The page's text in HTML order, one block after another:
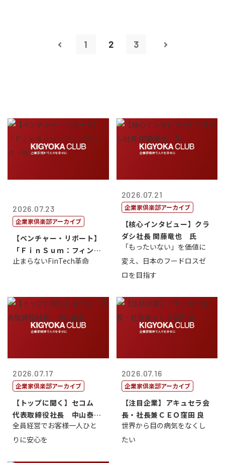
1 2 3
2026.07.23
企業家倶楽部アーカイブ
【ベンチャー・リポート】
「ＦｉｎＳｕｍ：フィンテ
ック・サミッ...
止まらないFinTech革命
2026.07.21
企業家倶楽部アーカイブ
【核心インタビュー】クラ
ダシ社長 関藤竜也 氏
「もったいない」を価値に
変え、日本のフードロスゼ
ロを目指す
2026.07.17
企業家倶楽部アーカイブ
【トップに聞く】セコム
代表取締役社長 中山泰
男
全員経営でお客様一人ひと
りに安心を
2026.07.16
企業家倶楽部アーカイブ
【注目企業】アキュセラ会
長・社長兼ＣＥＯ窪田 良
世界から目の病気をなくし
たい